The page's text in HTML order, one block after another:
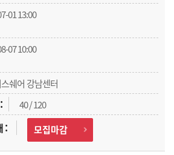
01 13:00
07 10:00
쉐어 강남센터
40 / 120
모집마감